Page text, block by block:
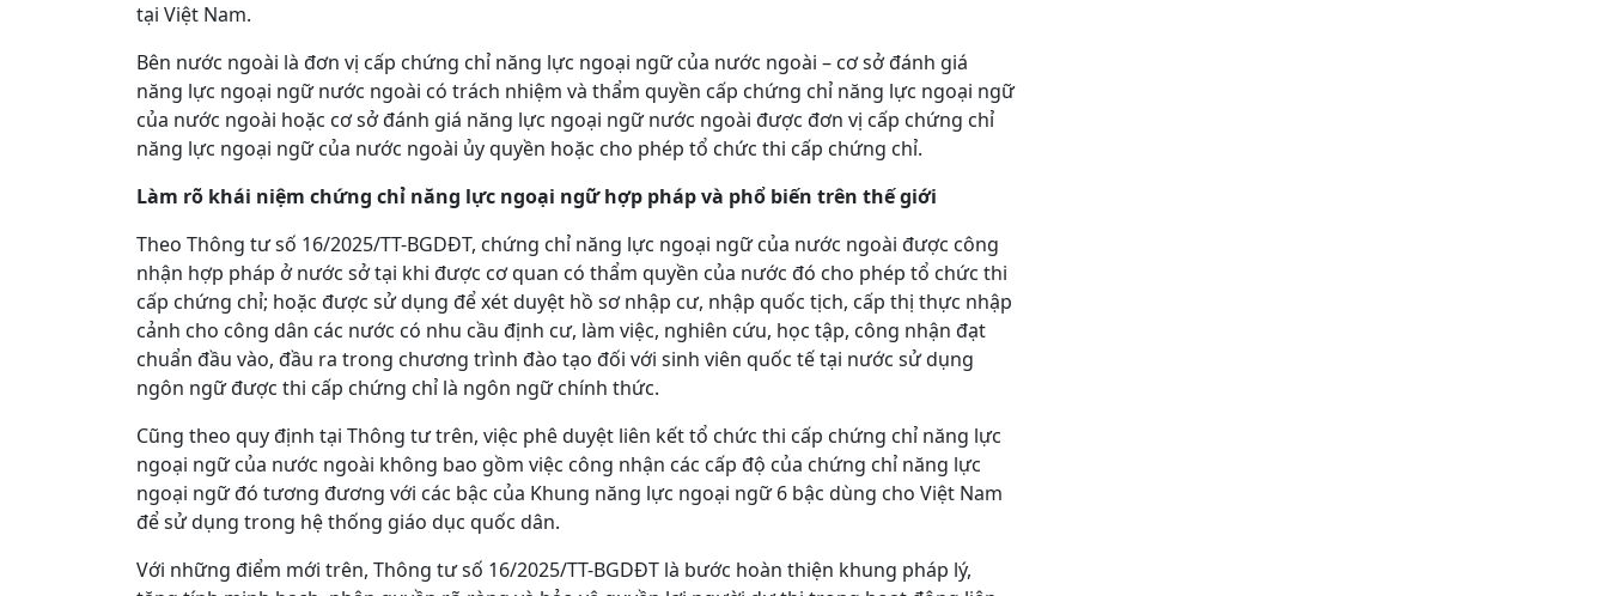
tại Việt Nam.
Bên nước ngoài là đơn vị cấp chứng chỉ năng lực ngoại ngữ của nước ngoài – cơ sở đánh giá
năng lực ngoại ngữ nước ngoài có trách nhiệm và thẩm quyền cấp chứng chỉ năng lực ngoại ngữ
của nước ngoài hoặc cơ sở đánh giá năng lực ngoại ngữ nước ngoài được đơn vị cấp chứng chỉ
năng lực ngoại ngữ của nước ngoài ủy quyền hoặc cho phép tổ chức thi cấp chứng chỉ.
Làm rõ khái niệm chứng chỉ năng lực ngoại ngữ hợp pháp và phổ biến trên thế giới
Theo Thông tư số 16/2025/TT-BGDĐT, chứng chỉ năng lực ngoại ngữ của nước ngoài được công
nhận hợp pháp ở nước sở tại khi được cơ quan có thẩm quyền của nước đó cho phép tổ chức thi
cấp chứng chỉ; hoặc được sử dụng để xét duyệt hồ sơ nhập cư, nhập quốc tịch, cấp thị thực nhập
cảnh cho công dân các nước có nhu cầu định cư, làm việc, nghiên cứu, học tập, công nhận đạt
chuẩn đầu vào, đầu ra trong chương trình đào tạo đối với sinh viên quốc tế tại nước sử dụng
ngôn ngữ được thi cấp chứng chỉ là ngôn ngữ chính thức.
Cũng theo quy định tại Thông tư trên, việc phê duyệt liên kết tổ chức thi cấp chứng chỉ năng lực
ngoại ngữ của nước ngoài không bao gồm việc công nhận các cấp độ của chứng chỉ năng lực
ngoại ngữ đó tương đương với các bậc của Khung năng lực ngoại ngữ 6 bậc dùng cho Việt Nam
để sử dụng trong hệ thống giáo dục quốc dân.
Với những điểm mới trên, Thông tư số 16/2025/TT-BGDĐT là bước hoàn thiện khung pháp lý,